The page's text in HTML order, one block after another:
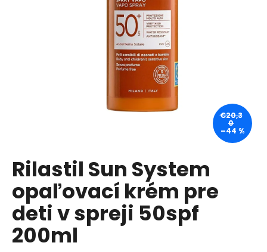
Rilastil Sun System
opaľovací krém pre
deti v spreji 50spf
200ml
€20,3
0
–44 %
O
d
p
o
r